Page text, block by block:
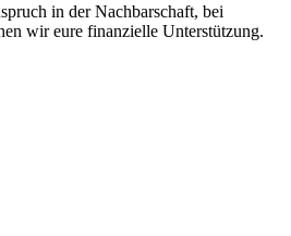
in der Nachbarschaft, bei
wir eure finanzielle Unterstützung.